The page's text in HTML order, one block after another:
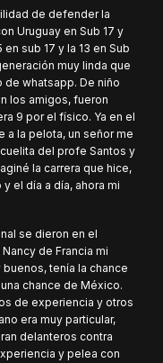
de defender la
Uruguay en Sub 17 y
sub 17 y la 13 en Sub
muy linda que
de whatsapp. De niño
los amigos, fueron
9 por el físico. Ya en el
la pelota, un señor me
del profe Santos y
la carrera que hice,
el día a día, ahora mi
se dieron en el
de Francia mi
tenía la chance
chance de México.
de experiencia y otros
era muy particular,
delanteros contra
y pelea con